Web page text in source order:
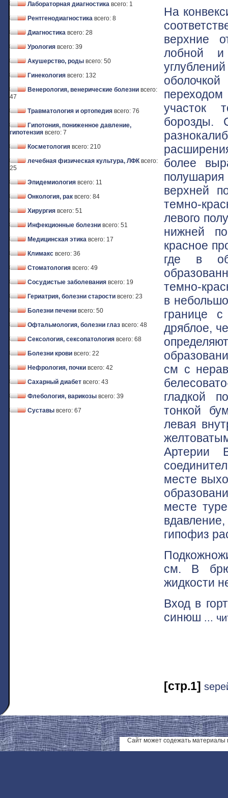
Лабораторная диагностика всего: 1
Рентгенодиагностика всего: 8
Диагностика всего: 28
Урология всего: 39
Акушерство, роды всего: 50
Гинекология всего: 132
Венерология, венерические болезни всего:
47
Травматология и ортопедия всего: 76
Гипотония, пониженное давление,
гипотензия всего: 7
Косметология всего: 210
лечебная физическая культура, ЛФК всего:
25
Эпидемиология всего: 11
Онкология, рак всего: 84
Хирургия всего: 51
Инфекционные болезни всего: 51
Медицинская этика всего: 17
Климакс всего: 36
Стоматология всего: 49
Сосудистые заболевания всего: 19
Гериатрия, болезни старости всего: 23
Болезни печени всего: 50
Офтальмология, болезни глаз всего: 48
Сексология, сексопатология всего: 68
Болезни крови всего: 22
Нефрология, почки всего: 42
Сахарный диабет всего: 43
Флебология, варикозы всего: 39
Суставы всего: 67
На
верхние
лобной и
участок
борозды.
более
верхней
темно-
левого
нижней
красное
где в
темно-
в
границе
дряблое,
см с
гладкой
тонкой
левая
Артерии
месте
месте
гипофиз
см. В
жидкости
Вход в
синюш ...
[стр.1]
Сайт может содежать материалы